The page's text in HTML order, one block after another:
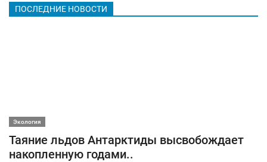
ПОСЛЕДНИЕ НОВОСТИ
Экология
Таяние льдов Антарктиды высвобождает
накопленную годами..